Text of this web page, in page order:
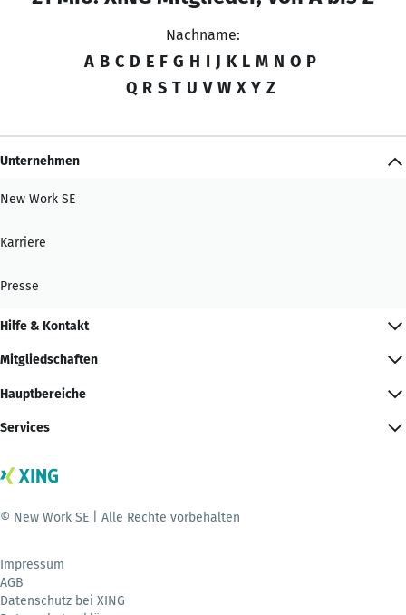
Nachname:
A B C D E F G H I J K L M N O P
Q R S T U V W X Y Z
Unternehmen
New Work SE
Karriere
Presse
Hilfe & Kontakt
Mitgliedschaften
Hauptbereiche
Services
© New Work SE | Alle Rechte vorbehalten
Impressum
AGB
Datenschutz bei XING